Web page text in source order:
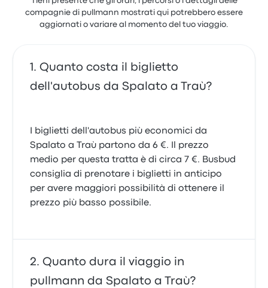
compagnie di pullmann mostrati qui potrebbero essere
aggiornati o variare al momento del tuo viaggio.
Quanto costa il biglietto
dell'autobus da Spalato a Traù?
I biglietti dell'autobus più economici da
Spalato a Traù partono da 6 €. Il prezzo
medio per questa tratta è di circa 7 €. Busbud
consiglia di prenotare i biglietti in anticipo
per avere maggiori possibilità di ottenere il
prezzo più basso possibile.
Quanto dura il viaggio in
pullmann da Spalato a Traù?